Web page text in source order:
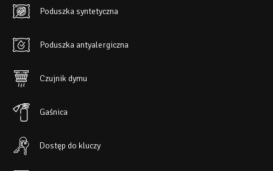
Poduszka syntetyczna
Poduszka antyalergiczna
Czujnik dymu
Gaśnica
Dostęp do kluczy